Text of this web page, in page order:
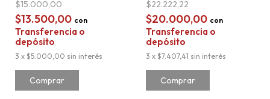
$15.000,00
$13.500,00 con
Transferencia o
depósito
3 x $5.000,00 sin interés
$22.222,22
$20.000,00 con
Transferencia o
depósito
3 x $7.407,41 sin interés
Comprar